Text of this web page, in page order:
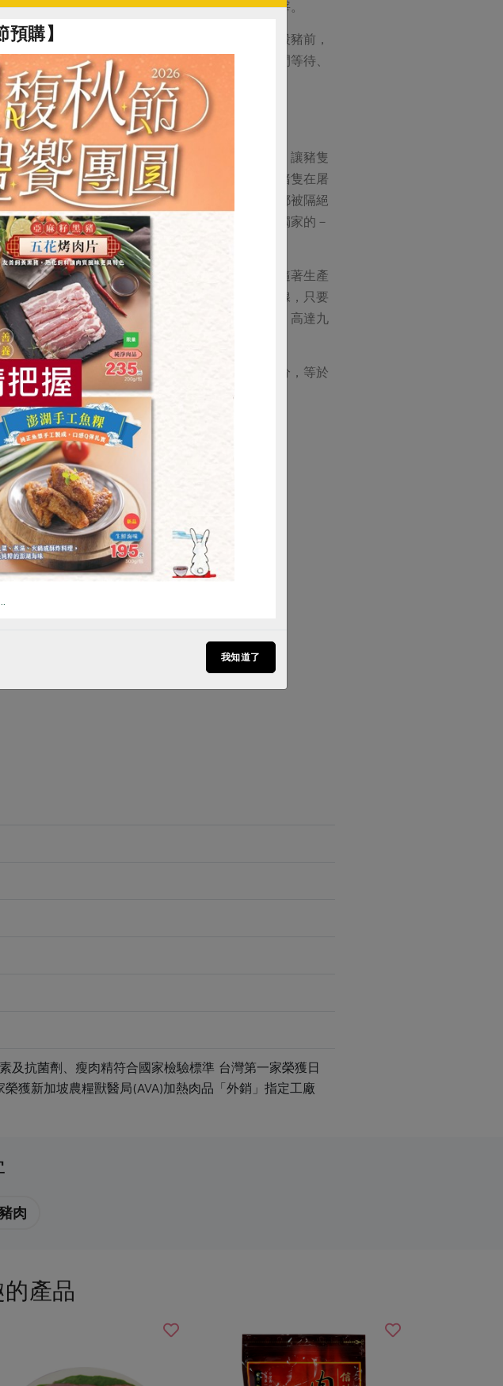
宰前，還必須再讓獸醫逐頭檢驗過一次才能屠宰。
由雙方互相承諾的合約來約束，所以在每一次殺豬前，
屠宰。因此每一次的屠宰都必須耗費許多的時間等待、
會，提供社員最安心、美味的食材。
慌，避免讓過多內分泌殘留在豬肉中影響了口感，讓豬隻
，在電擊區的牆上放置了母豬吃飼料的圖片，使豬隻在屠
探索。隨著鐵門的升降，所有屠宰的聲音、味道都被隔絕
下走完最後的路，這是楊醫師的堅持，也是信功獨家的－
用這段時間將豬隻倒吊，然後進行放血的動作。隨著生產
程，駐廠的獸醫師會逐頭檢查取出的內臟及淋巴腺，只要
一步的檢驗。而最後分切好的屠體，要經過反覆，高達九
再一次的，我又想起了楊醫師的名言：『九十九分，等於
及抗菌劑、瘦肉精符合國家檢驗標準 台灣第一家榮獲日
獲新加坡農糧獸醫局(AVA)加熱肉品「外銷」指定工廠
肉
產品
雞蛋 食安 共同購買
預購】
我知道了